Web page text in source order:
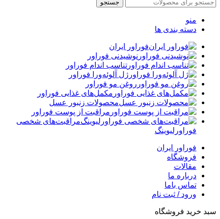
جستجو
منو
دسته بندی ها
فوراور ایران
نوشیدنی فوراور
تناسب اندام فوراور
ژل آلوئه‌ورا فوراور
روغن مو فوراور
مکمل‌های غذایی فوراور
محصولات زنبور عسل
مراقبت از پوست فوراور
مراقبت‌های شخصی
فوراورلیوینگ
فوراور ایران
فروشگاه
مقالات
درباره ما
تماس باما
ورود / ثبت نام
سبد خرید فروشگاه